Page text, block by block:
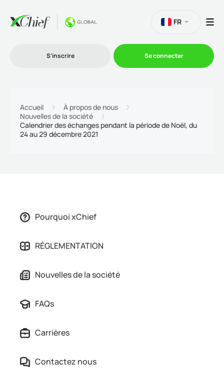
Plateformes
Programme d'affiliation
FR
S'inscrire Se connecter
Accueil
À propos de nous
Nouvelles de la société
Calendrier des échanges pendant la période de Noël, du
24 au 29 décembre 2021
Pourquoi xChief
RÉGLEMENTATION
Nouvelles de la société
FAQs
Carrières
Contactez nous